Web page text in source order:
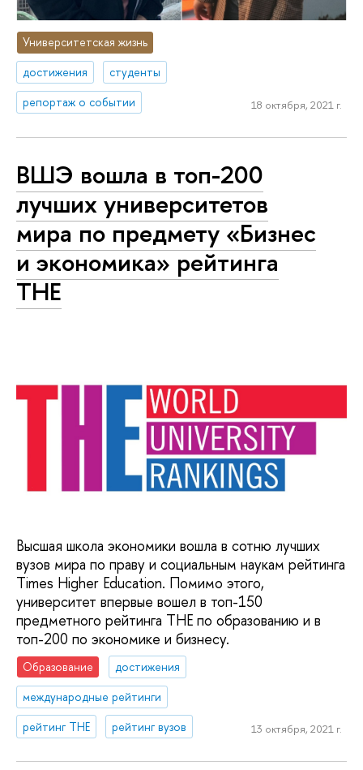
Университетская жизнь
достижения
студенты
репортаж о событии
18 октября, 2021 г.
ВШЭ вошла в топ-200
лучших университетов
мира по предмету «Бизнес
и экономика» рейтинга
THE
Высшая школа экономики вошла в сотню лучших
вузов мира по праву и социальным наукам рейтинга
Times Higher Education. Помимо этого,
университет впервые вошел в топ-150
предметного рейтинга ТНЕ по образованию и в
топ-200 по экономике и бизнесу.
Образование
достижения
международные рейтинги
рейтинг THE
рейтинг вузов 13 октября, 2021 г.